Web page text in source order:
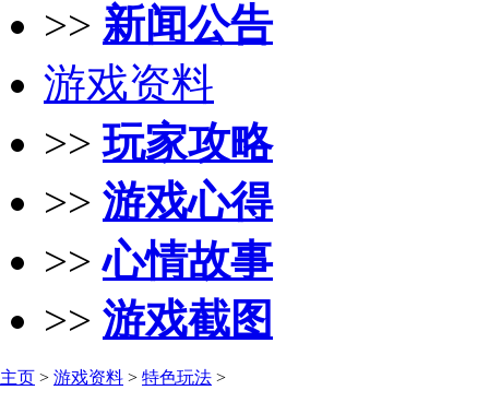
>> 新闻公告
游戏资料
>>玩家攻略
>> 游戏心得
>>心情故事
>> 游戏截图
主页 > 游戏资料 > 特色玩法 >